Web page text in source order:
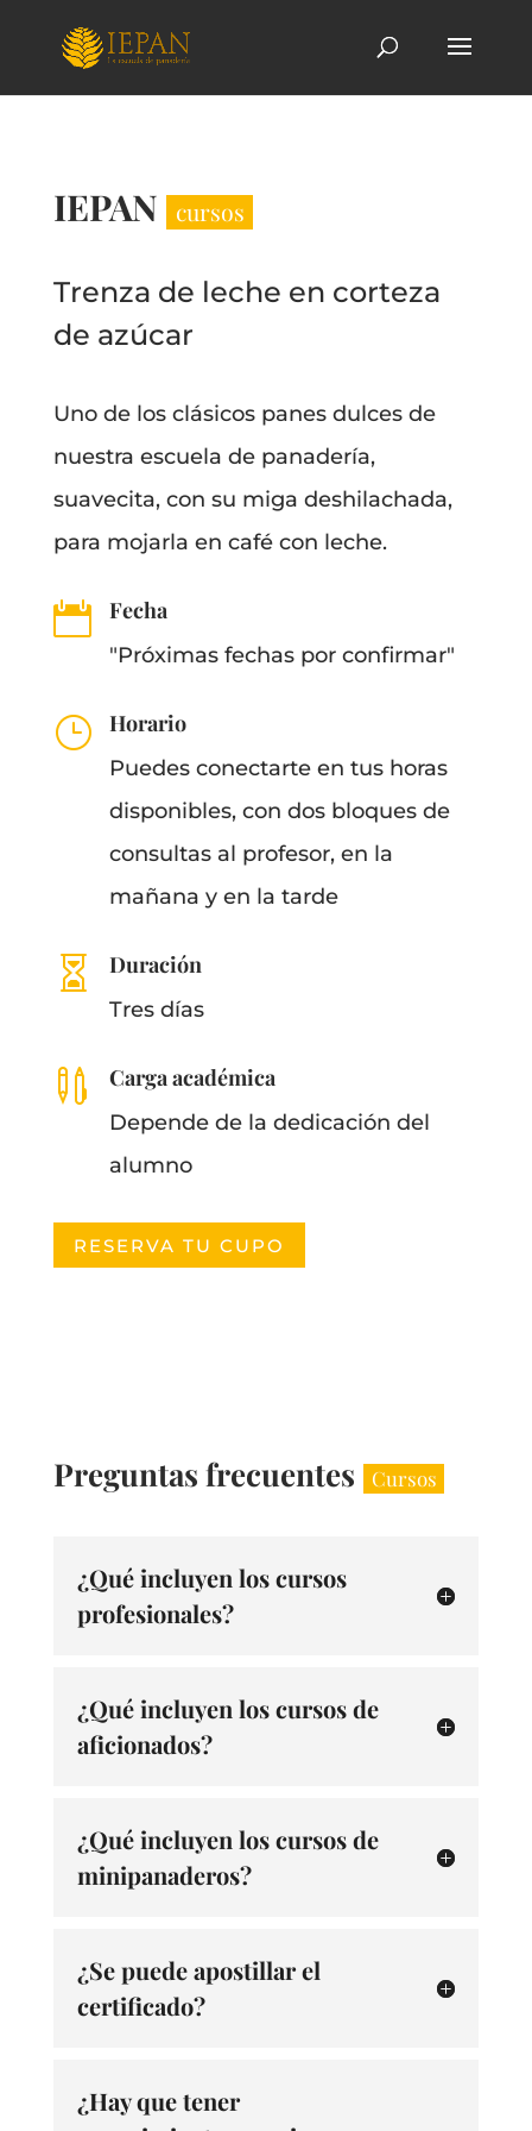
IEPAN cursos
Trenza de leche en corteza
de azúcar
Uno de los clásicos panes dulces de
nuestra escuela de panadería,
suavecita, con su miga deshilachada,
para mojarla en café con leche.
 Fecha
"Próximas fechas por confirmar"
} Horario
Puedes conectarte en tus horas
disponibles, con dos bloques de
consultas al profesor, en la
mañana y en la tarde
 Duración
Tres días
 Carga académica
Depende de la dedicación del
alumno
RESERVA TU CUPO
Preguntas frecuentes Cursos
¿Qué incluyen los cursos
profesionales?
¿Qué incluyen los cursos de
aficionados?
¿Qué incluyen los cursos de
minipanaderos?
¿Se puede apostillar el
certificado?
¿Hay que tener